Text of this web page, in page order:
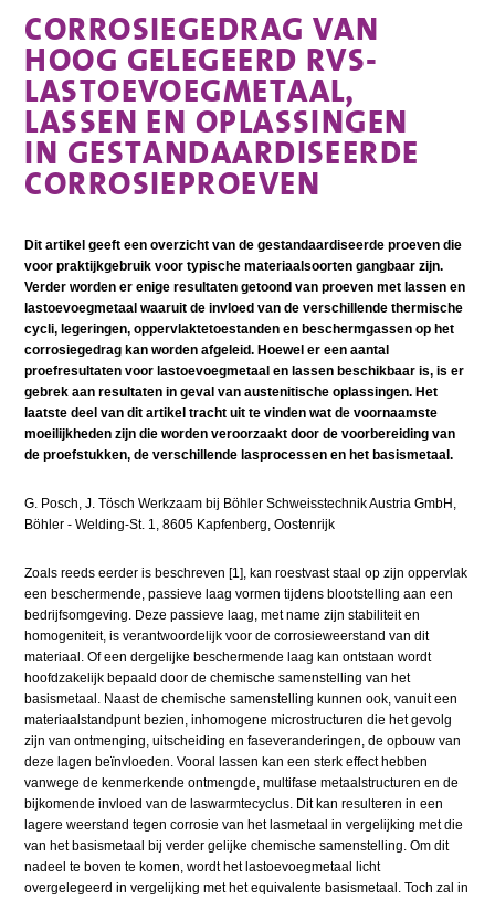
CORROSIEGEDRAG VAN
HOOG GELEGEERD RVS-
LASTOEVOEGMETAAL,
LASSEN EN OPLASSINGEN
IN GESTANDAARDISEERDE
CORROSIEPROEVEN
Dit artikel geeft een overzicht van de gestandaardiseerde proeven die
voor praktijkgebruik voor typische materiaalsoorten gangbaar zijn.
Verder worden er enige resultaten getoond van proeven met lassen en
lastoevoegmetaal waaruit de invloed van de verschillende thermische
cycli, legeringen, oppervlaktetoestanden en beschermgassen op het
corrosiegedrag kan worden afgeleid. Hoewel er een aantal
proefresultaten voor lastoevoegmetaal en lassen beschikbaar is, is er
gebrek aan resultaten in geval van austenitische oplassingen. Het
laatste deel van dit artikel tracht uit te vinden wat de voornaamste
moeilijkheden zijn die worden veroorzaakt door de voorbereiding van
de proefstukken, de verschillende lasprocessen en het basismetaal.
G. Posch, J. Tösch Werkzaam bij Böhler Schweisstechnik Austria GmbH,
Böhler - Welding-St. 1, 8605 Kapfenberg, Oostenrijk
Zoals reeds eerder is beschreven [1], kan roestvast staal op zijn oppervlak
een beschermende, passieve laag vormen tijdens blootstelling aan een
bedrijfsomgeving. Deze passieve laag, met name zijn stabiliteit en
homogeniteit, is verantwoordelijk voor de corrosieweerstand van dit
materiaal. Of een dergelijke beschermende laag kan ontstaan wordt
hoofdzakelijk bepaald door de chemische samenstelling van het
basismetaal. Naast de chemische samenstelling kunnen ook, vanuit een
materiaalstandpunt bezien, inhomogene microstructuren die het gevolg
zijn van ontmenging, uitscheiding en faseveranderingen, de opbouw van
deze lagen beïnvloeden. Vooral lassen kan een sterk effect hebben
vanwege de kenmerkende ontmengde, multifase metaalstructuren en de
bijkomende invloed van de laswarmtecyclus. Dit kan resulteren in een
lagere weerstand tegen corrosie van het lasmetaal in vergelijking met die
van het basismetaal bij verder gelijke chemische samenstelling. Om dit
nadeel te boven te komen, wordt het lastoevoegmetaal licht
overgelegeerd in vergelijking met het equivalente basismetaal. Toch zal in